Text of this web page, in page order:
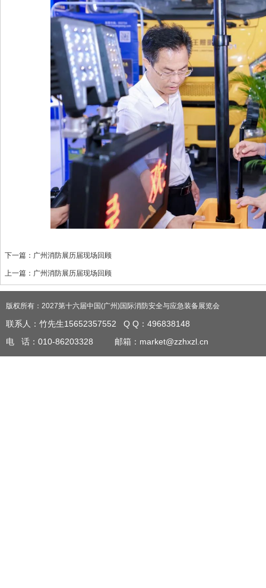
下一篇： 广州消防展历届现场回顾
上一篇： 广州消防展历届现场回顾
版权所有：2027第十六届中国(广州)国际消防安全与应急装备展览会
联系人：竹先生15652357552 Q Q ： 496838148
电 话：010-86203328 邮箱：market@zzhxzl.cn